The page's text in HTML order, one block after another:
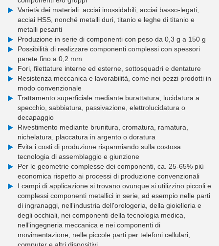
Varietà dei materiali: acciai inossidabili, acciai basso-legati,
acciai HSS, nonché metalli duri, titanio e leghe di titanio e
metalli pesanti
Produzione in serie di componenti con peso da 0,3 g a 150 g
Possibilità di realizzare componenti complessi con spessori
parete fino a 0,2 mm
Fori, filettature interne ed esterne, sottosquadri e dentature
Resistenza meccanica e lavorabilità, come nei pezzi prodotti in
modo convenzionale
Trattamento superficiale mediante burattatura, lucidatura a
specchio, sabbiatura, passivazione, elettrolucidatura o
decapaggio
Rivestimento mediante brunitura, cromatura, ramatura,
nichelatura, placcatura in argento o doratura
Evita i costi di produzione risparmiando sulla costosa
tecnologia di assemblaggio e giunzione
Per le geometrie complesse dei componenti, ca. 25-65% più
economica rispetto ai processi di produzione convenzionali
I campi di applicazione si trovano ovunque si utilizzino piccoli e
complessi componenti metallici in serie, ad esempio nelle parti
di ingranaggi, nell'industria dell'orologeria, della gioielleria e
degli occhiali, nei componenti della tecnologia medica,
nell'ingegneria meccanica e nei componenti di
movimentazione, nelle piccole parti per telefoni cellulari,